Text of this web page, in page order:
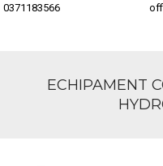
0371183566
ECHIPAMENT